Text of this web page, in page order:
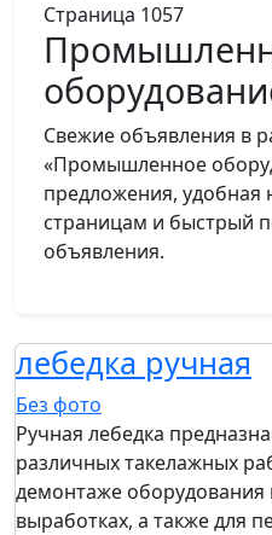
Страница 1057
Свежие объявления в
«Промышленное
предложения, удобная
страницам и быстрый
объявления.
лебедка ручная
Без фото
Ручная лебедка
различных такелажных
демонтаже оборудования
выработках, а также для